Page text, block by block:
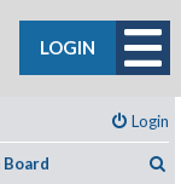
LOGIN
Login